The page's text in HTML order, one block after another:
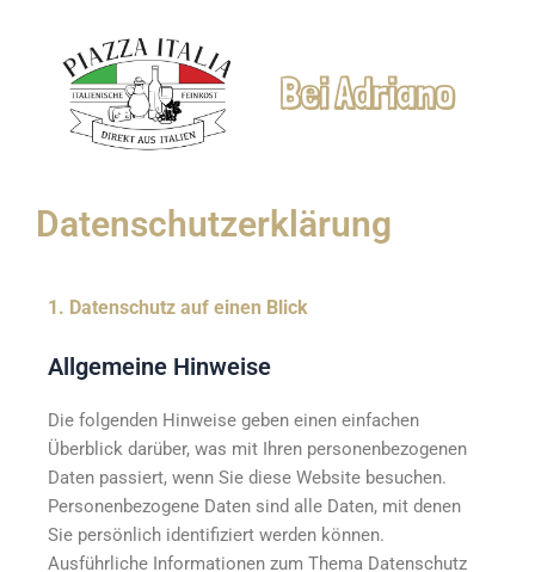
contenuto
Bei Adriano
Datenschutz­erklärung
1. Datenschutz auf einen Blick
Allgemeine Hinweise
Die folgenden Hinweise geben einen einfachen
Überblick darüber, was mit Ihren personenbezogenen
Daten passiert, wenn Sie diese Website besuchen.
Personenbezogene Daten sind alle Daten, mit denen
Sie persönlich identifiziert werden können.
Ausführliche Informationen zum Thema Datenschutz